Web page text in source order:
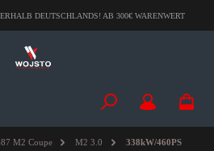
DEUTSCHLANDS! AB 300€ WARENWERT
M2 Coupe M2 3.0 338kW/460PS